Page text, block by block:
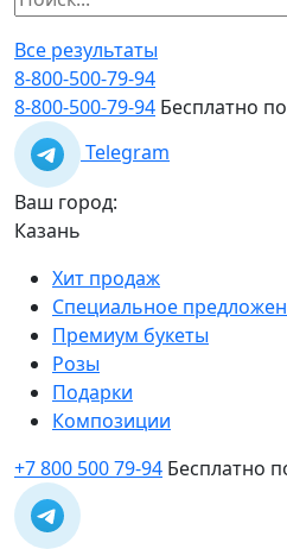
Все результаты
8-800-500-79-94
8-800-500-79-94 Бесплатно
Telegram
Ваш город:
Казань
Хит продаж
Специальное
Премиум букеты
Розы
Подарки
Композиции
+7 800 500 79-94 Бесплатно